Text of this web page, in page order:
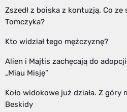
Zszedł z boiska z kontuzją. Co
Tomczyka?
Kto widział tego mężczyznę?
Alien i Majtis zachęcają do
„Miau Misję”
Koło widokowe już działa. Z
Beskidy